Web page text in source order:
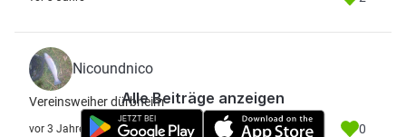
Nicoundnico
Vereinsweiher dürbheim
vor 3 Jahre 0
Alle Beiträge anzeigen